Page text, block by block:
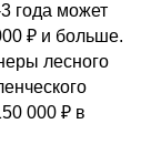
года может
₽ и больше.
лесного
000 ₽ в